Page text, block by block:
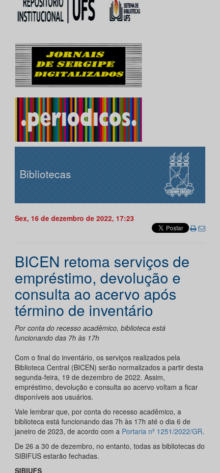
Bibliotecas
Sex, 16 de dezembro de 2022, 17:23
BICEN retoma serviços de
empréstimo, devolução e
consulta ao acervo após
término de inventário
Por conta do recesso acadêmico, biblioteca está
funcionando das 7h às 17h
Com o final do inventário, os serviços realizados pela
Biblioteca Central (BICEN) serão normalizados a partir desta
segunda-feira, 19 de dezembro de 2022. Assim,
empréstimo, devolução e consulta ao acervo voltam a ficar
disponíveis aos usuários.
Vale lembrar que, por conta do recesso acadêmico, a
biblioteca está funcionando das 7h às 17h até o dia 6 de
janeiro de 2023, de acordo com a Portaria nº 1251/2022/GR.
De 26 a 30 de dezembro, no entanto, todas as bibliotecas do
SIBIFUS estarão fechadas.
SIBIUFS